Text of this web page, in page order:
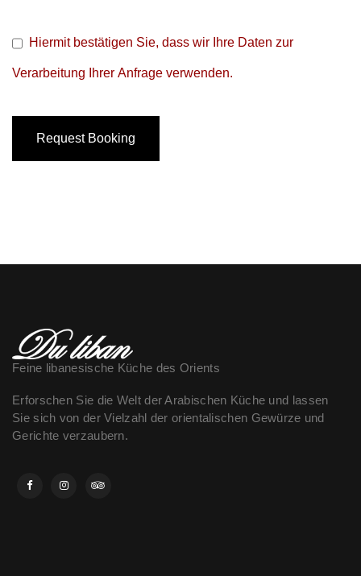
Verarbeitung Ihrer Anfrage verwenden.
Request Booking
Feine libanesische Küche des Orients
Erforschen Sie die Welt der Arabischen Küche und lassen
Sie sich von der Vielzahl der orientalischen Gewürze und
Gerichte verzaubern.